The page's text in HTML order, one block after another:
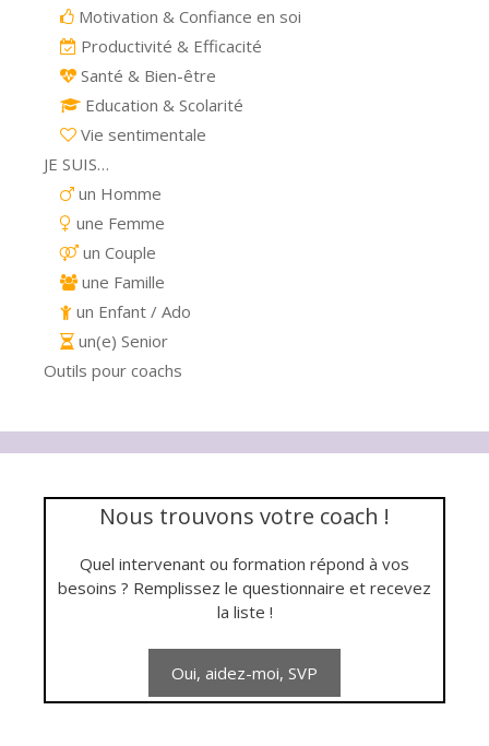
Motivation & Confiance en soi
Productivité & Efficacité
Santé & Bien-être
Education & Scolarité
Vie sentimentale
JE SUIS…
un Homme
une Femme
un Couple
une Famille
un Enfant / Ado
un(e) Senior
Outils pour coachs
Nous trouvons votre coach !
Quel intervenant ou formation répond à vos
besoins ? Remplissez le questionnaire et recevez
la liste !